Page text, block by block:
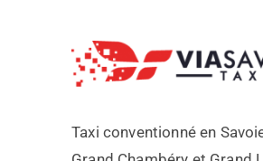
Taxi conventionné en